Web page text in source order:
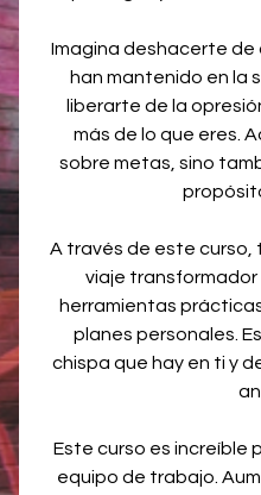
Imagina deshacerte
han mantenido en la
liberarte de la
más de lo que eres.
sobre metas, sino
A través de este curso,
viaje transformador
herramientas
planes personales.
chispa que hay en ti y
Este curso es increíble
equipo de trabajo.